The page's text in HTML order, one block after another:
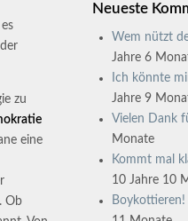
zu
eine
Ob
Neueste
Wem nützt
Jahre 6
Ich könnte
Jahre 9
Vielen Dank
Monate
Kommt mal
10 Jahre 10
Boykottieren!